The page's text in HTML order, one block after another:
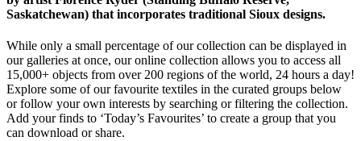
Saskatchewan) that incorporates traditional Sioux designs.
While only a small percentage of our collection can be displayed in
our galleries at once, our online collection allows you to access all
15,000+ objects from over 200 regions of the world, 24 hours a day!
Explore some of our favourite textiles in the curated groups below
or follow your own interests by searching or filtering the collection.
Add your finds to ‘Today’s Favourites’ to create a group that you
can download or share.